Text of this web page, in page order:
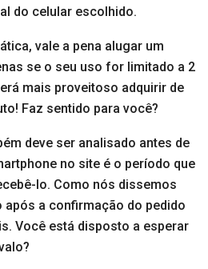
do celular escolhido.
vale a pena alugar um
se o seu uso for limitado a 2
mais proveitoso adquirir de
Faz sentido para você?
deve ser analisado antes de
no site é o período que
lo. Como nós dissemos
após a confirmação do pedido
Você está disposto a esperar